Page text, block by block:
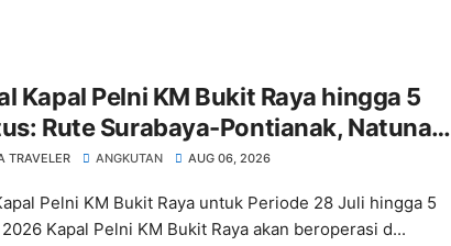
Kapal Pelni KM Bukit Raya hingga 5
Rute Surabaya-Pontianak, Natuna-
Kijang-Jakarta
TRAVELER ANGKUTAN AUG 06, 2026
Pelni KM Bukit Raya untuk Periode 28 Juli hingga 5
Kapal Pelni KM Bukit Raya akan beroperasi d...